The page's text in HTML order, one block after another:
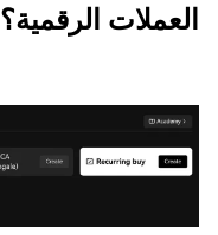
العملات الرقمية؟